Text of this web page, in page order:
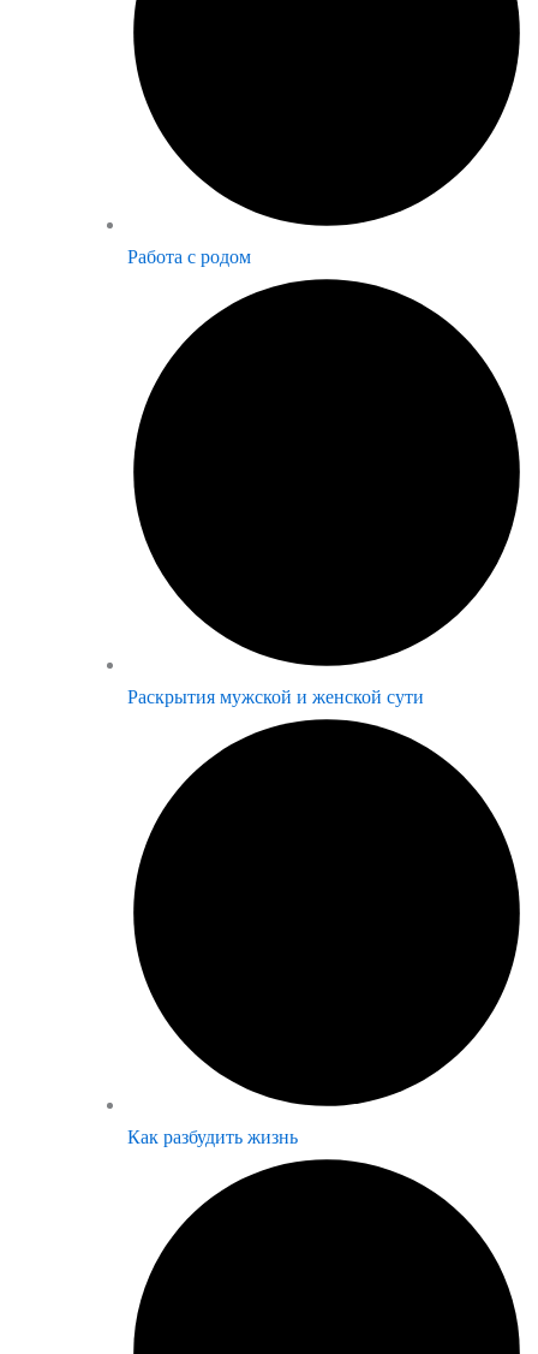
Работа с родом
Раскрытия мужской и женской сути
Как разбудить жизнь